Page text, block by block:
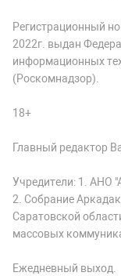
Регистрационный
2022г. выдан
информационных
(Роскомнадзор).
18+
Главный редактор
Учредители: 1. АНО
2. Собрание
Саратовской
массовых
Ежедневный выход.